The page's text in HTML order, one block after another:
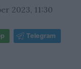
2023, 11:30
Telegram